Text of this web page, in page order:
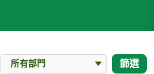
部門
所有部門 篩選